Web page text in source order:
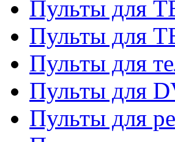
Пульты для
Пульты для
Пульты для
Пульты для
Пульты для